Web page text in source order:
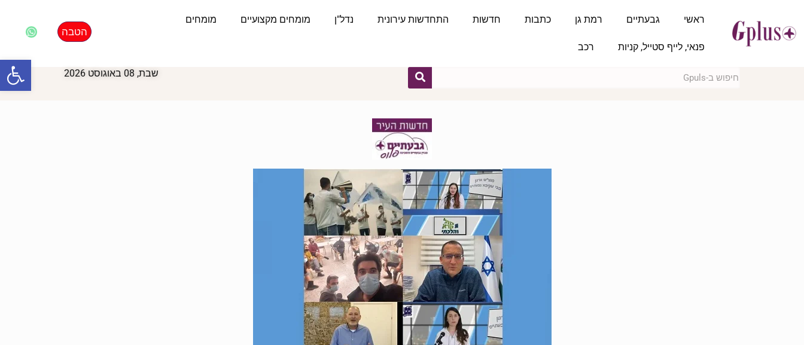
ראשי גבעתיים רמת גן כתבות חדשות התחדשות עירונית נדל"ן מומחים מקצועיים מומחים
פנאי, לייף סטייל, קניות רכב
הטבה
שבת, 08 באוגוסט 2026 פתח